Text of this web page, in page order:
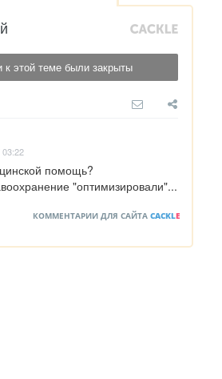
к этой теме были закрыты
03:22
помощь?
"оптимизировали"...
КОММЕНТАРИИ ДЛЯ САЙТА CACKLE